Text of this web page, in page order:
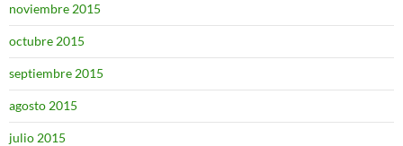
noviembre 2015
octubre 2015
septiembre 2015
agosto 2015
julio 2015